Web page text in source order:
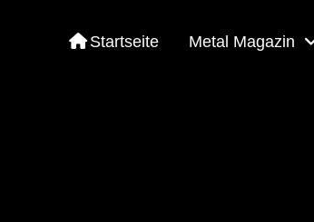
Startseite Metal Magazin